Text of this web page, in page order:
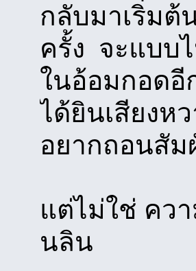
กลับมาเริ่มต้
ครั้ง จะแบบ
ในอ้อมกอด
ได้ยินเสียงห
อยากถอนสัม
แต่ไม่ใช่ คว
นลิน